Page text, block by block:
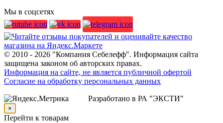
Мы в соцсетях
© 2010 - 2026 "Компания Себелефф". Информация сайта
защищена законом об авторских правах.
Информация на сайте, не является публичной офертой
Согласие на обработку персональных данных
Разработано в РА "ЭКСТИ"
×
Перейти к товарам